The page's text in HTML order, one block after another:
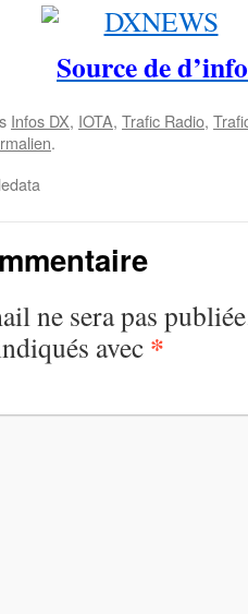
Source de d’info
Infos DX, IOTA, Trafic Radio,
.
ne sera pas
avec *